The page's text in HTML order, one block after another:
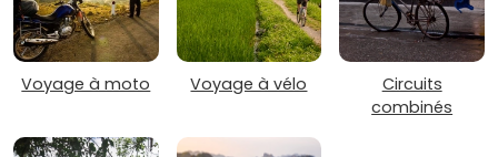
Voyage à moto Voyage à vélo
Circuits
combinés